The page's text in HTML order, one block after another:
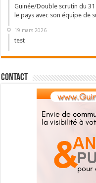
Guinée/Double scrutin du
le pays avec son équipe de
19 mars 2026
test
Contact